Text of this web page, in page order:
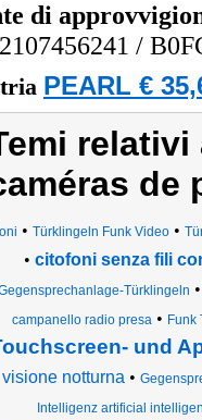
di
/
PEARL €
relativi
de
• Türklingeln Funk Video•
• citofoni senza fili
Türklingeln
campanello radio presa • Funk
und
visione notturna •
Intelligenz artificial